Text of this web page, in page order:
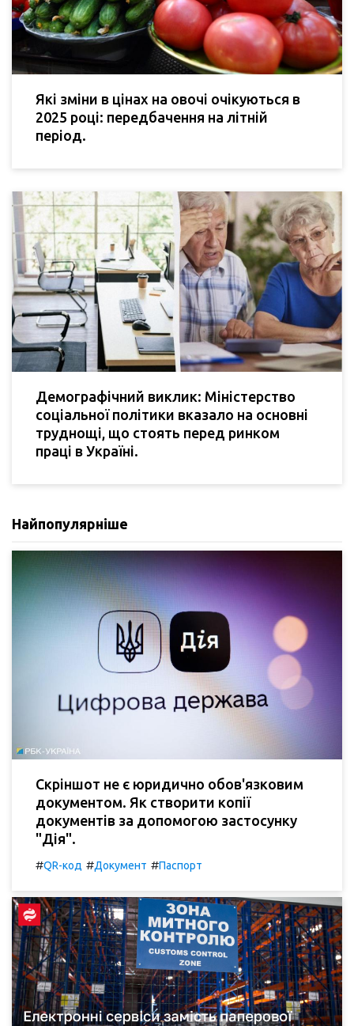
Які зміни в цінах на овочі очікуються в
2025 році: передбачення на літній
період.
Демографічний виклик: Міністерство
соціальної політики вказало на основні
труднощі, що стоять перед ринком
праці в Україні.
Найпопулярніше
Скріншот не є юридично обов'язковим
документом. Як створити копії
документів за допомогою застосунку
"Дія".
#QR-код #Документ #Паспорт